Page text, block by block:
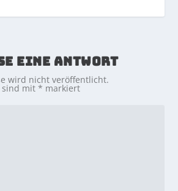
EINE ANTWORT
wird nicht veröffentlicht.
sind mit* markiert